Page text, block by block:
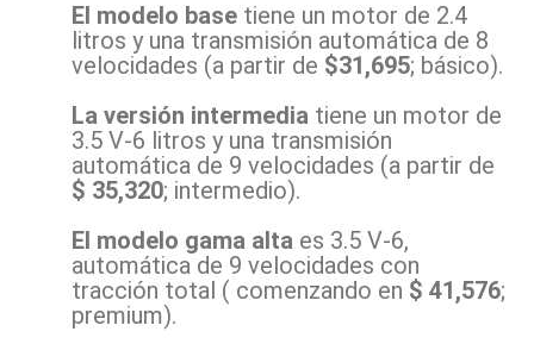
El modelo base tiene un motor de 2.4
litros y una transmisión automática de 8
velocidades (a partir de $31,695; básico).
La versión intermedia tiene un motor de
3.5 V-6 litros y una transmisión
automática de 9 velocidades (a partir de
$ 35,320; intermedio).
El modelo gama alta es 3.5 V-6,
automática de 9 velocidades con
tracción total ( comenzando en $ 41,576;
premium).